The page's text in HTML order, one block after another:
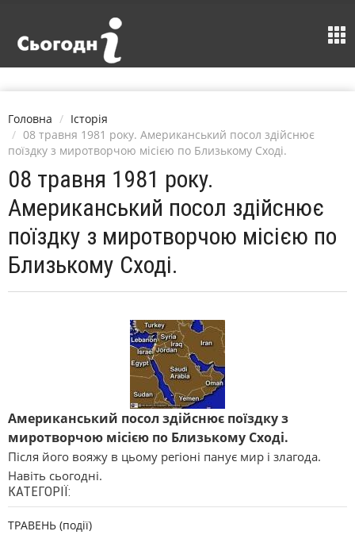
Головна
Історія
08 травня 1981 року. Американський посол здійснює
поїздку з миротворчою місією по Близькому Сході.
08 травня 1981 року.
Американський посол здійснює
поїздку з миротворчою місією по
Близькому Сході.
Американський посол здійснює поїздку з
миротворчою місією по Близькому Сході.
Після його вояжу в цьому регіоні панує мир і злагода.
Навіть сьогодні.
КАТЕГОРІЇ:
ТРАВЕНЬ (події)